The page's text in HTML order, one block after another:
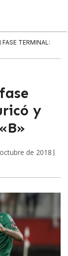
TERMINAL:
y
de 2018